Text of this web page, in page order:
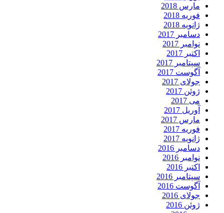
مارس 2018
فوریه 2018
ژانویه 2018
دسامبر 2017
نوامبر 2017
اکتبر 2017
سپتامبر 2017
آگوست 2017
جولای 2017
ژوئن 2017
می 2017
آوریل 2017
مارس 2017
فوریه 2017
ژانویه 2017
دسامبر 2016
نوامبر 2016
اکتبر 2016
سپتامبر 2016
آگوست 2016
جولای 2016
ژوئن 2016